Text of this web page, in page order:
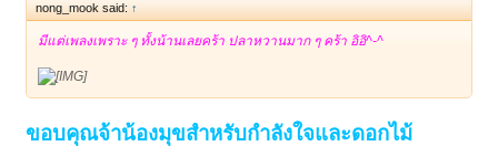
nong_mook said: ↑
มีแต่เพลงเพราะ ๆ ทั้งน้านเลยคร้า ปลาหวานมาก ๆ คร้า อิอิ^-^
ขอบคุณจ้าน้องมุขสำหรับกำลังใจและดอกไม้